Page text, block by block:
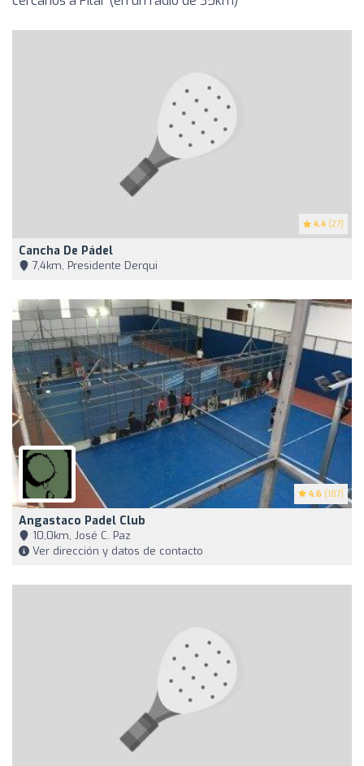
4.4 (27)
Cancha De Pádel
7,4km, Presidente Derqui
4.6 (187)
Angastaco Padel Club
10,0km, José C. Paz
Ver dirección y datos de contacto